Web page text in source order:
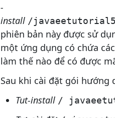
-
install /
phiên bản này được sử
một ứng dụng có chứa
làm thế nào để có được
Sau khi cài đặt gói hướng
Tut-install /